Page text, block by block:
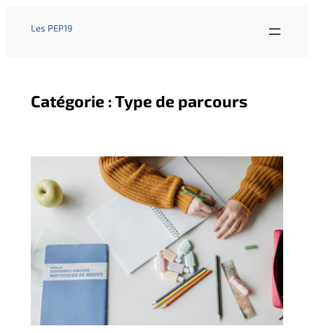
Les PEP19
Catégorie :Type de parcours